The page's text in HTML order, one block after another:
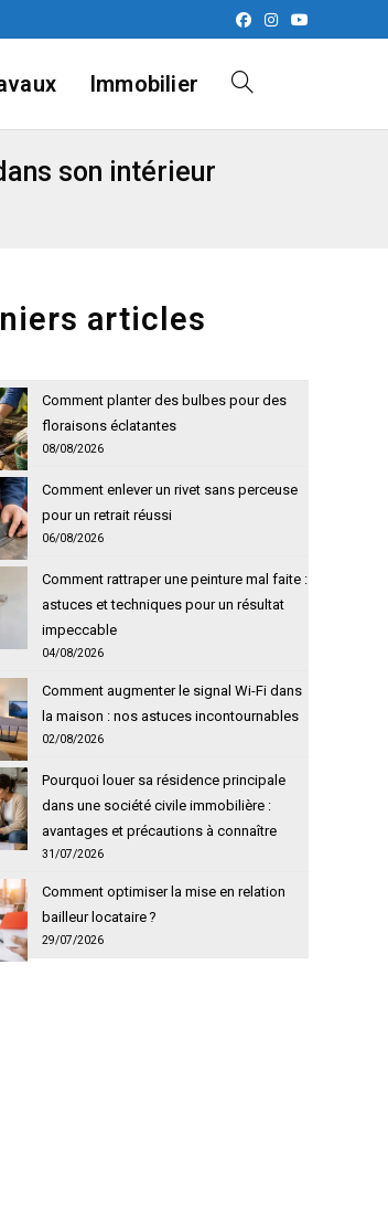
Immobilier Toggle
son intérieur
articles
Comment planter des bulbes pour des
floraisons éclatantes
08/08/2026
Comment enlever un rivet sans perceuse
pour un retrait réussi
06/08/2026
Comment rattraper une peinture mal faite :
astuces et techniques pour un résultat
impeccable
04/08/2026
Comment augmenter le signal Wi-Fi dans
la maison : nos astuces incontournables
02/08/2026
Pourquoi louer sa résidence principale
dans une société civile immobilière :
avantages et précautions à connaître
31/07/2026
Comment optimiser la mise en relation
bailleur locataire ?
29/07/2026